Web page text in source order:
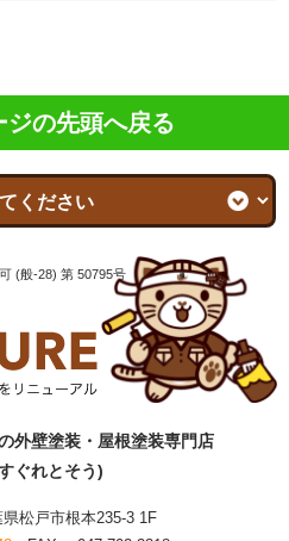
ジの先頭へ戻る
(般-28) 第 50795号
外壁塗装・屋根塗装専門店
ぐれとそう)
松戸市根本235-3 1F